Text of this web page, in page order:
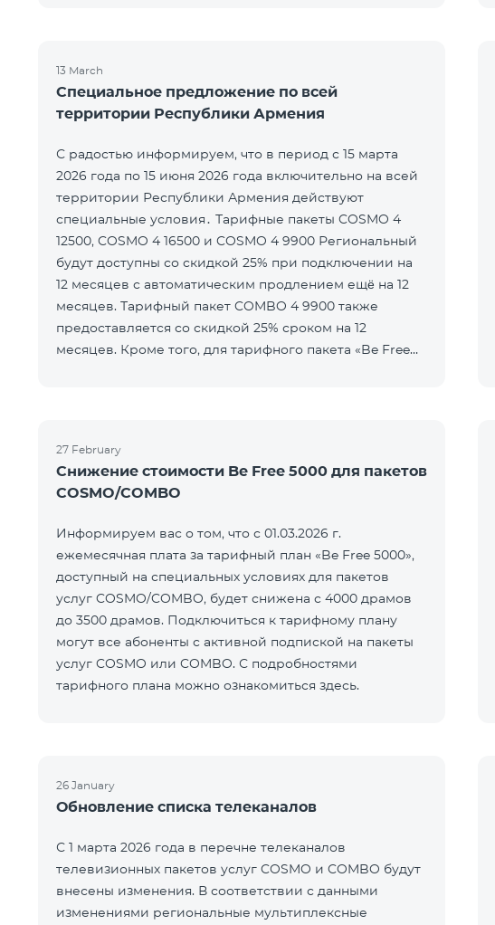
13 March
Специальное предложение по всей
территории Республики Армения
С радостью информируем, что в период с 15 марта
2026 года по 15 июня 2026 года включительно на всей
территории Республики Армения действуют
специальные условия․ Тарифные пакеты COSMO 4
12500, COSMO 4 16500 и COSMO 4 9900 Региональный
будут доступны со скидкой 25% при подключении на
12 месяцев с автоматическим продлением ещё на 12
месяцев. Тарифный пакет COMBO 4 9900 также
предоставляется со скидкой 25% сроком на 12
месяцев. Кроме того, для тарифного пакета «Be Free
27 February
Снижение стоимости Be Free 5000 для пакетов
COSMO/COMBO
Информируем вас о том, что с 01.03.2026 г.
ежемесячная плата за тарифный план «Be Free 5000»,
доступный на специальных условиях для пакетов
услуг COSMO/COMBO, будет снижена с 4000 драмов
до 3500 драмов. Подключиться к тарифному плану
могут все абоненты с активной подпиской на пакеты
услуг COSMO или COMBO. С подробностями
тарифного плана можно ознакомиться здесь.
26 January
Обновление списка телеканалов
С 1 марта 2026 года в перечне телеканалов
телевизионных пакетов услуг COSMO и COMBO будут
внесены изменения. В соответствии с данными
изменениями региональные мультиплексные